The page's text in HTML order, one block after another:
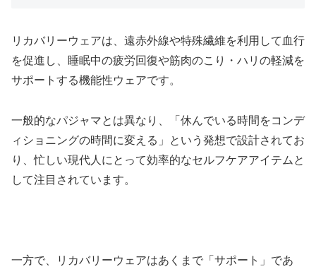
リカバリーウェアは、遠赤外線や特殊繊維を利用して血行
を促進し、睡眠中の疲労回復や筋肉のこり・ハリの軽減を
サポートする機能性ウェアです。
一般的なパジャマとは異なり、「休んでいる時間をコンデ
ィショニングの時間に変える」という発想で設計されてお
り、忙しい現代人にとって効率的なセルフケアアイテムと
して注目されています。
一方で、リカバリーウェアはあくまで「サポート」であ